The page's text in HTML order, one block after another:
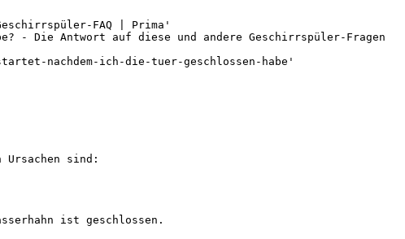
FAQ | Prima'
- Die Antwort auf diese und andere Geschirrspüler-Fragen
nachdem-ich-die-tuer-geschlossen-habe'
sind:
ist geschlossen.